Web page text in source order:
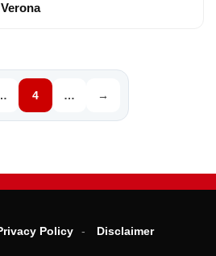
4 … →
Policy Disclaimer